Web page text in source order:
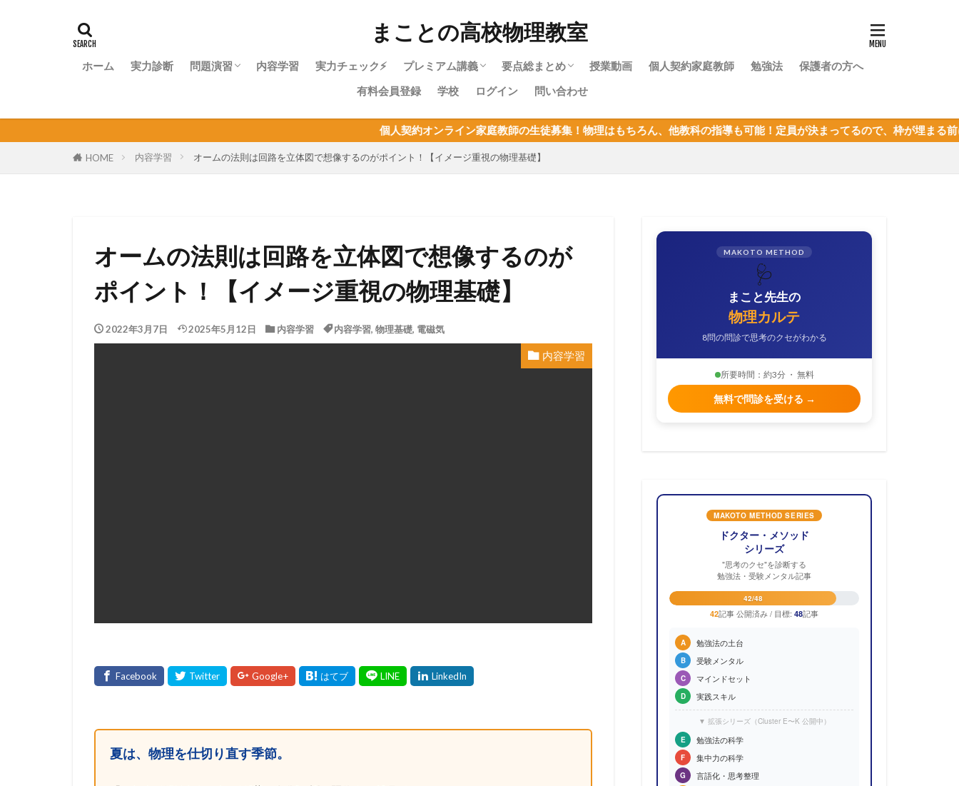
まことの高校物理教室
ホーム 実力診断 問題演習 内容学習 実力チェック⚡ プレミアム講義
物理やり直しガイド｜高校物理を受験に
使うあなたへ
物理基礎・最短攻略パック紹介
目次：物理基礎
力学・最短攻略パック紹介
目次：力学
熱力学・最短攻略パック紹介
目次：熱力学
波動・最短攻略パック紹介
目次：波動
電磁気・最短攻略パック紹介
目次：電磁気
原子・最短攻略パック紹介
目次：原子
要点総まとめ
物理基礎まとめ
授業動画 個人契約家庭教師 勉強法
保護者の方へ
有料会員登録
学校 ログイン 問い合わせ
個人契約オンライン家庭教師の生徒募集！物理はもちろん、他教科の指導も可能！定員が決まってるので、枠が埋まる前にまずは体験授
HOME 内容学習 オームの法則は回路を立体図で想像するのがポイント！【イメージ重視の物理基礎】
オームの法則は回路を立体図で想像するのが
ポイント！【イメージ重視の物理基礎】
2022年3月7日 2025年5月12日 内容学習 内容学習, 物理基礎, 電磁気
内容学習
夏は、物理を仕切り直す季節。
MAKOTO METHOD
🩺
まこと先生の
物理カルテ
8問の問診で思考のクセがわかる
所要時間：約3分 ・ 無料
無料で問診を受ける →
MAKOTO METHOD SERIES
ドクター・メソッド
シリーズ
"思考のクセ"を診断する
勉強法・受験メンタル記事
42/48
42記事 公開済み / 目標: 48記事
A 勉強法の土台
B 受験メンタル
C マインドセット
D 実践スキル
▼ 拡張シリーズ（Cluster E〜K 公開中）
E
勉強法の科学
F 集中力の科学
G 言語化・思考整理